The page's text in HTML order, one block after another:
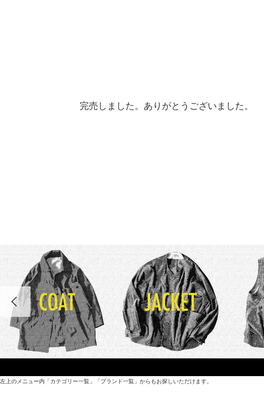
完売しました。ありがとうございました。
左上のメニュー内「カテゴリー一覧」「ブランド一覧」からもお探しいただけます。